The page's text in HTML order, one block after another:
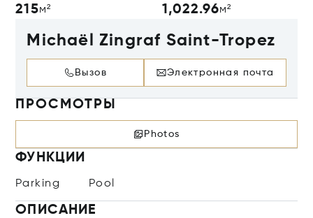
215м² 1,022.96м²
Michaël Zingraf Saint-Tropez
Вызов Электронная почта
ПРОСМОТРЫ
Photos
ФУНКЦИИ
Parking Pool
ОПИСАНИЕ